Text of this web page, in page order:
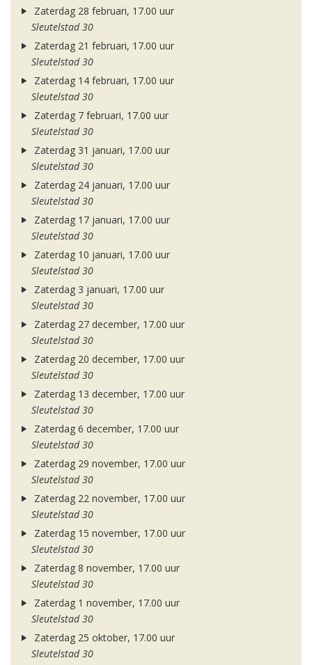
Zaterdag 28 februari, 17.00 uur
Sleutelstad 30
Zaterdag 21 februari, 17.00 uur
Sleutelstad 30
Zaterdag 14 februari, 17.00 uur
Sleutelstad 30
Zaterdag 7 februari, 17.00 uur
Sleutelstad 30
Zaterdag 31 januari, 17.00 uur
Sleutelstad 30
Zaterdag 24 januari, 17.00 uur
Sleutelstad 30
Zaterdag 17 januari, 17.00 uur
Sleutelstad 30
Zaterdag 10 januari, 17.00 uur
Sleutelstad 30
Zaterdag 3 januari, 17.00 uur
Sleutelstad 30
Zaterdag 27 december, 17.00 uur
Sleutelstad 30
Zaterdag 20 december, 17.00 uur
Sleutelstad 30
Zaterdag 13 december, 17.00 uur
Sleutelstad 30
Zaterdag 6 december, 17.00 uur
Sleutelstad 30
Zaterdag 29 november, 17.00 uur
Sleutelstad 30
Zaterdag 22 november, 17.00 uur
Sleutelstad 30
Zaterdag 15 november, 17.00 uur
Sleutelstad 30
Zaterdag 8 november, 17.00 uur
Sleutelstad 30
Zaterdag 1 november, 17.00 uur
Sleutelstad 30
Zaterdag 25 oktober, 17.00 uur
Sleutelstad 30